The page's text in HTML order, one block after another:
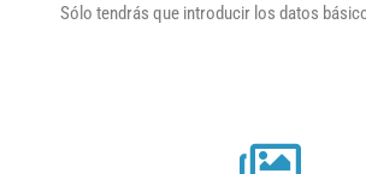
Sólo tendrás que introducir los datos